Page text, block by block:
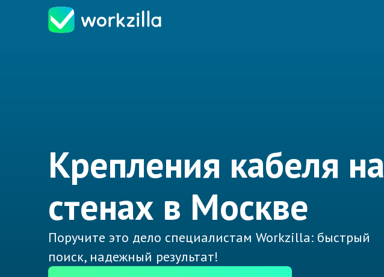
Крепления кабеля на
стенах в Москве
Поручите это дело специалистам Workzilla: быстрый
поиск, надежный результат!